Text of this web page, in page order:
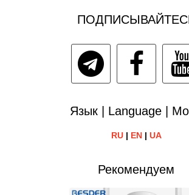
Язык | Language |
RU| EN| UA
Рекомендуем